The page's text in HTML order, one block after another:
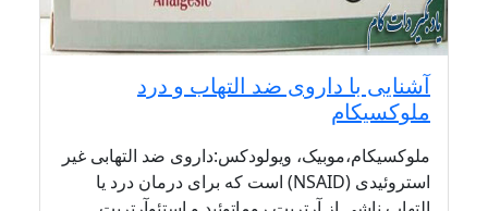
آشنایی با داروی ضد التهاب و درد
ملوکسیکام
ملوکسیکام،موبیک، ویولودکس:داروی ضد التهابی غیر
استروئیدی (NSAID) است که برای درمان درد یا